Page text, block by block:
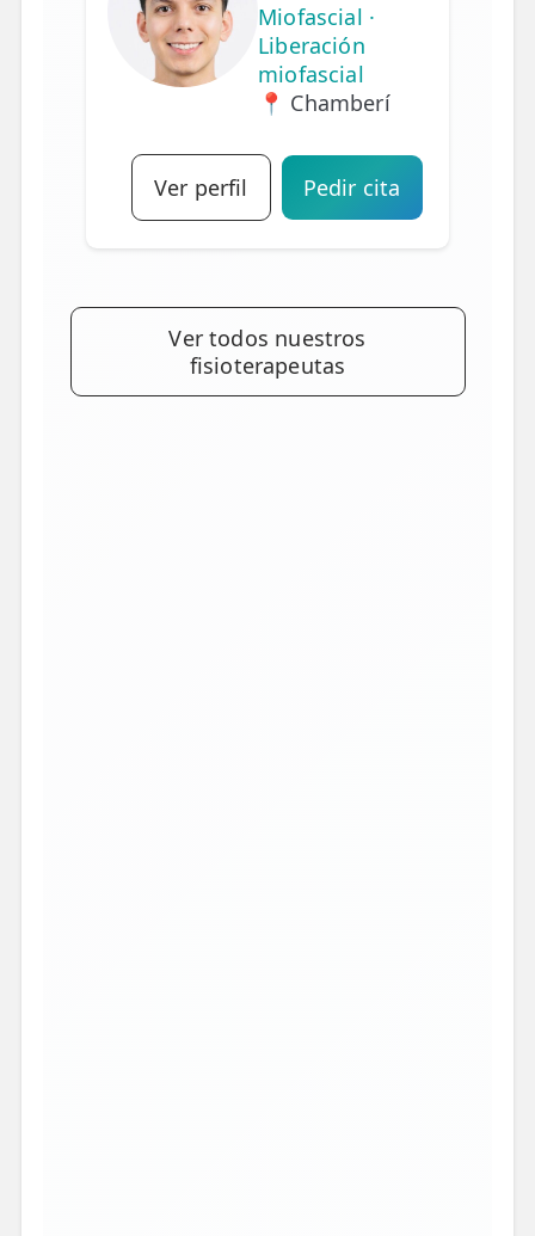
Miofascial ·
Liberación
miofascial
📍 Chamberí
Ver perfil Pedir cita
Ver todos nuestros
fisioterapeutas